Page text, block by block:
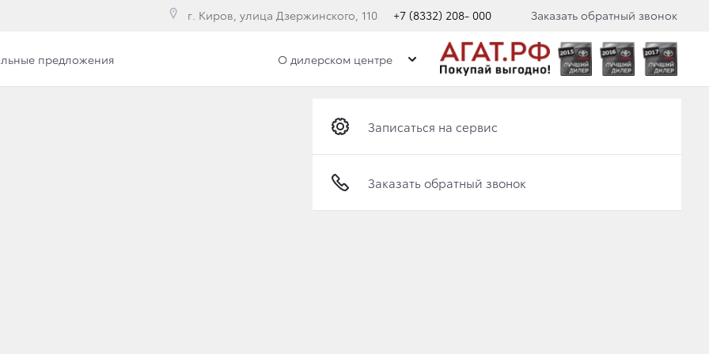
г. Киров, улица Дзержинского, 110 +7 (8332) 208- 000 Заказать обратный звонок
Записаться на сервис
Отправить заявку на Трейд-ин
предложения О дилерском центре
Записаться на сервис
Заказать обратный звонок
могли оценить его по достоинству. Впечатляющая управляемость, изысканный и продуманный